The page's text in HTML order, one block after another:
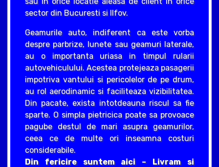
sector din Bucuresti si Ilfov.
Geamurile auto, indiferent ca este vorba
despre parbrize, lunete sau geamuri laterale,
au o importanta uriasa in timpul rularii
autovehiculului. Acestea protejeaza pasagerii
impotriva vantului si pericolelor de pe drum,
au rol aerodinamic si faciliteaza vizibilitatea.
Din pacate, exista intotdeauna riscul sa fie
sparte. O simpla pietricica poate sa provoace
pagube destul de mari asupra geamurilor,
ceea ce de multe ori inseamna costuri
considerabile.
Din fericire suntem aici – Livram si